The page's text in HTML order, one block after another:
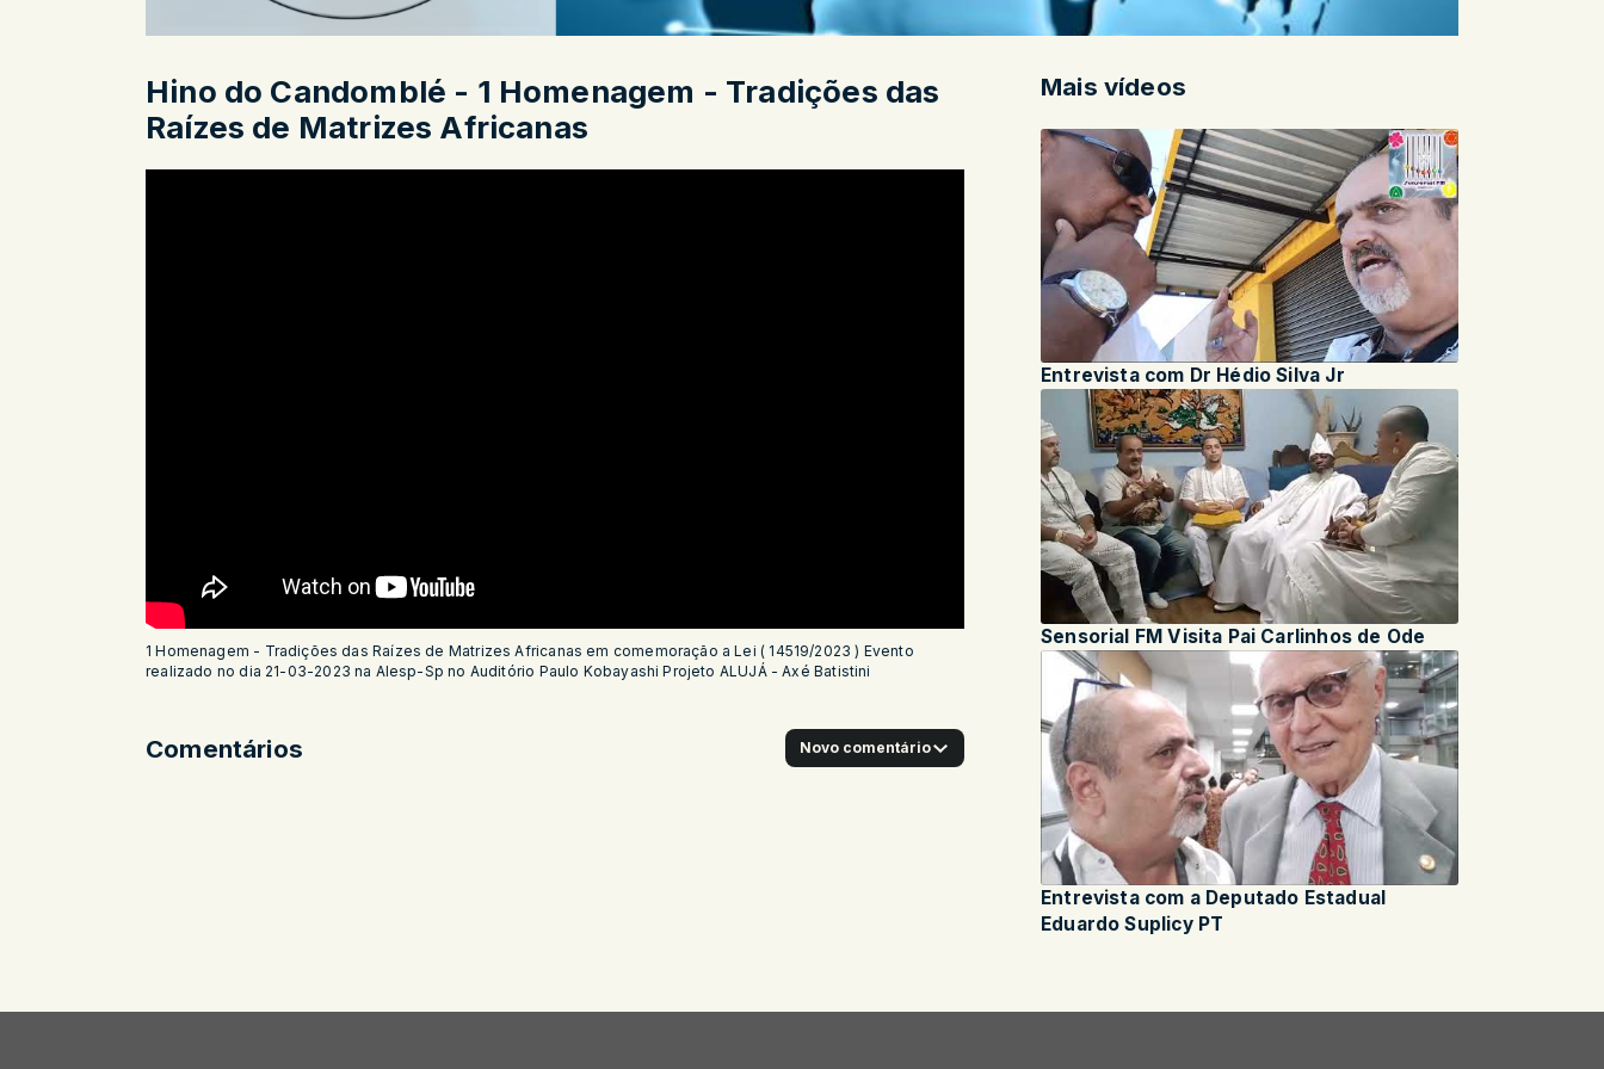
Hino do Candomblé - 1 Homenagem - Tradições das
Raízes de Matrizes Africanas
Mais vídeos
Entrevista com Dr Hédio Silva Jr
Sensorial FM Visita Pai Carlinhos de Ode
Entrevista com a Deputado Estadual
Eduardo Suplicy PT
1 Homenagem - Tradições das Raízes de Matrizes Africanas em comemoração a Lei ( 14519/2023 ) Evento
realizado no dia 21-03-2023 na Alesp-Sp no Auditório Paulo Kobayashi Projeto ALUJÁ - Axé Batistini
Comentários Novo comentário